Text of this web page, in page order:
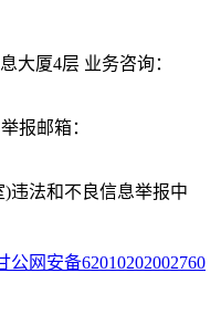
大厦4层 业务咨询：
报邮箱：
违法和不良信息举报中
公网安备62010202002760